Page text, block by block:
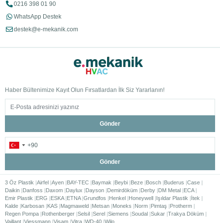
0216 398 01 90
WhatsApp Destek
destek@e-mekanik.com
Haber Bültenimize Kayıt Olun Fırsatlardan İlk Siz Yararlanın!
Gönder
Gönder
3 Öz Plastik Airfel Ayen BAY-TEC Baymak Beybi Beze Bosch Buderus Case
Daikin Danfoss Daxom Daylux Dayson Demirdöküm Derby DM Metal ECA
Emir Plastik
ERG ESKA ETNA Grundfos Henkel Honeywell Işıldar Plastik
İtek
Kalde Karbosan KAS Magmaweld Metsan Moneks Norm Pimtaş
Protherm
Regen Pompa Rothenberger Selsil Serel Siemens Soudal Sukar Trakya Döküm
Vaillant Viessmann Visam Vitra WD-40 Wilo